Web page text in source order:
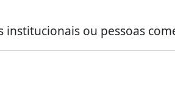
institucionais ou pessoas